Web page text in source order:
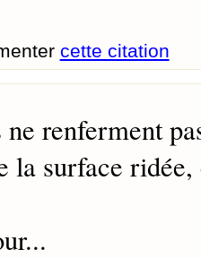
cette citation
renferment
la surface